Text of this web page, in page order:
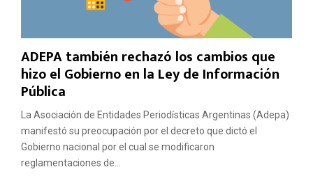
ADEPA también rechazó los cambios que
hizo el Gobierno en la Ley de Información
Pública
La Asociación de Entidades Periodísticas Argentinas (Adepa)
manifestó su preocupación por el decreto que dictó el
Gobierno nacional por el cual se modificaron
reglamentaciones de...